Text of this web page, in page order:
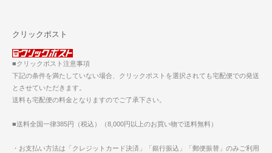
クリックポスト
■クリックポスト注意事項
下記の条件を満たしていない場合、クリックポストを選択されても宅配便での発送
とさせていただきます。
送料も宅配便の料金となりますのでご了承下さい。
■送料全国一律385円（税込）（8,000円以上のお買い物で送料無料）
・お支払い方法は「クレジットカード決済」「銀行振込」「郵便振替」のみご利用